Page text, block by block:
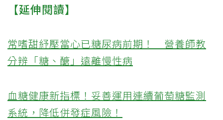
【延伸閱讀】
常嗜甜紓壓當心已糖尿病前期！ 營養師教
分辨「糖、醣」遠離慢性病
血糖健康新指標！妥善運用連續葡萄糖監測
系統，降低併發症風險！